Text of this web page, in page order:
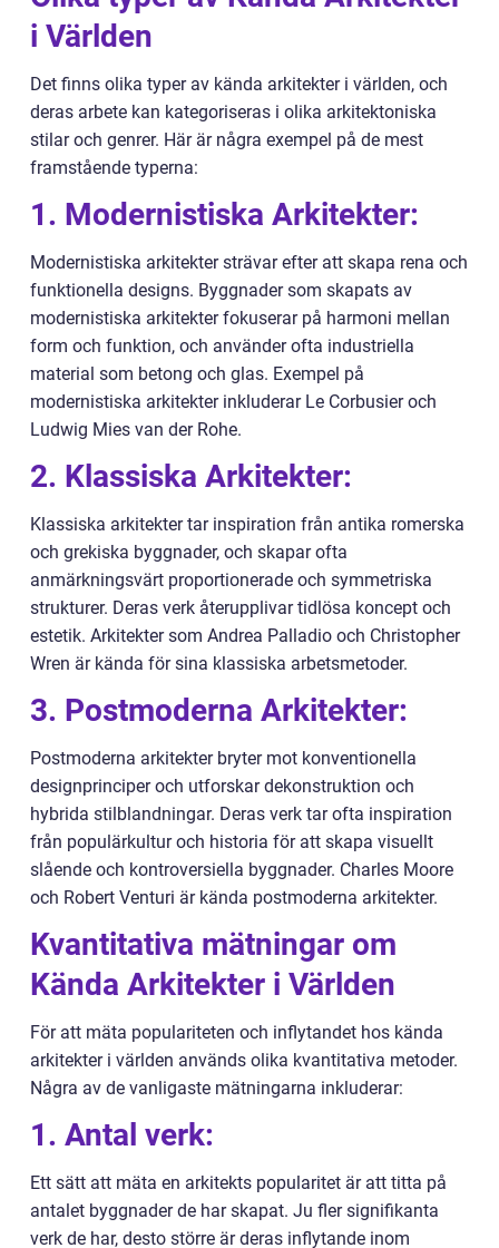
i Världen
Det finns olika typer av kända arkitekter i världen, och
deras arbete kan kategoriseras i olika arkitektoniska
stilar och genrer. Här är några exempel på de mest
framstående typerna:
1. Modernistiska Arkitekter:
Modernistiska arkitekter strävar efter att skapa rena och
funktionella designs. Byggnader som skapats av
modernistiska arkitekter fokuserar på harmoni mellan
form och funktion, och använder ofta industriella
material som betong och glas. Exempel på
modernistiska arkitekter inkluderar Le Corbusier och
Ludwig Mies van der Rohe.
2. Klassiska Arkitekter:
Klassiska arkitekter tar inspiration från antika romerska
och grekiska byggnader, och skapar ofta
anmärkningsvärt proportionerade och symmetriska
strukturer. Deras verk återupplivar tidlösa koncept och
estetik. Arkitekter som Andrea Palladio och Christopher
Wren är kända för sina klassiska arbetsmetoder.
3. Postmoderna Arkitekter:
Postmoderna arkitekter bryter mot konventionella
designprinciper och utforskar dekonstruktion och
hybrida stilblandningar. Deras verk tar ofta inspiration
från populärkultur och historia för att skapa visuellt
slående och kontroversiella byggnader. Charles Moore
och Robert Venturi är kända postmoderna arkitekter.
Kvantitativa mätningar om
Kända Arkitekter i Världen
För att mäta populariteten och inflytandet hos kända
arkitekter i världen används olika kvantitativa metoder.
Några av de vanligaste mätningarna inkluderar:
1. Antal verk:
Ett sätt att mäta en arkitekts popularitet är att titta på
antalet byggnader de har skapat. Ju fler signifikanta
verk de har, desto större är deras inflytande inom